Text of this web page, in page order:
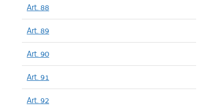
Art. 88
Art. 89
Art. 90
Art. 91
Art. 92